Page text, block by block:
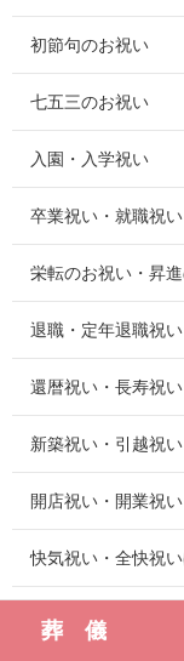
初節句のお祝い
七五三のお祝い
入園・入学祝い
卒業祝い・就職祝
栄転のお祝い・昇
退職・定年退職祝い
還暦祝い・長寿祝い
新築祝い・引越祝い
開店祝い・開業祝い
快気祝い・全快祝
葬 儀